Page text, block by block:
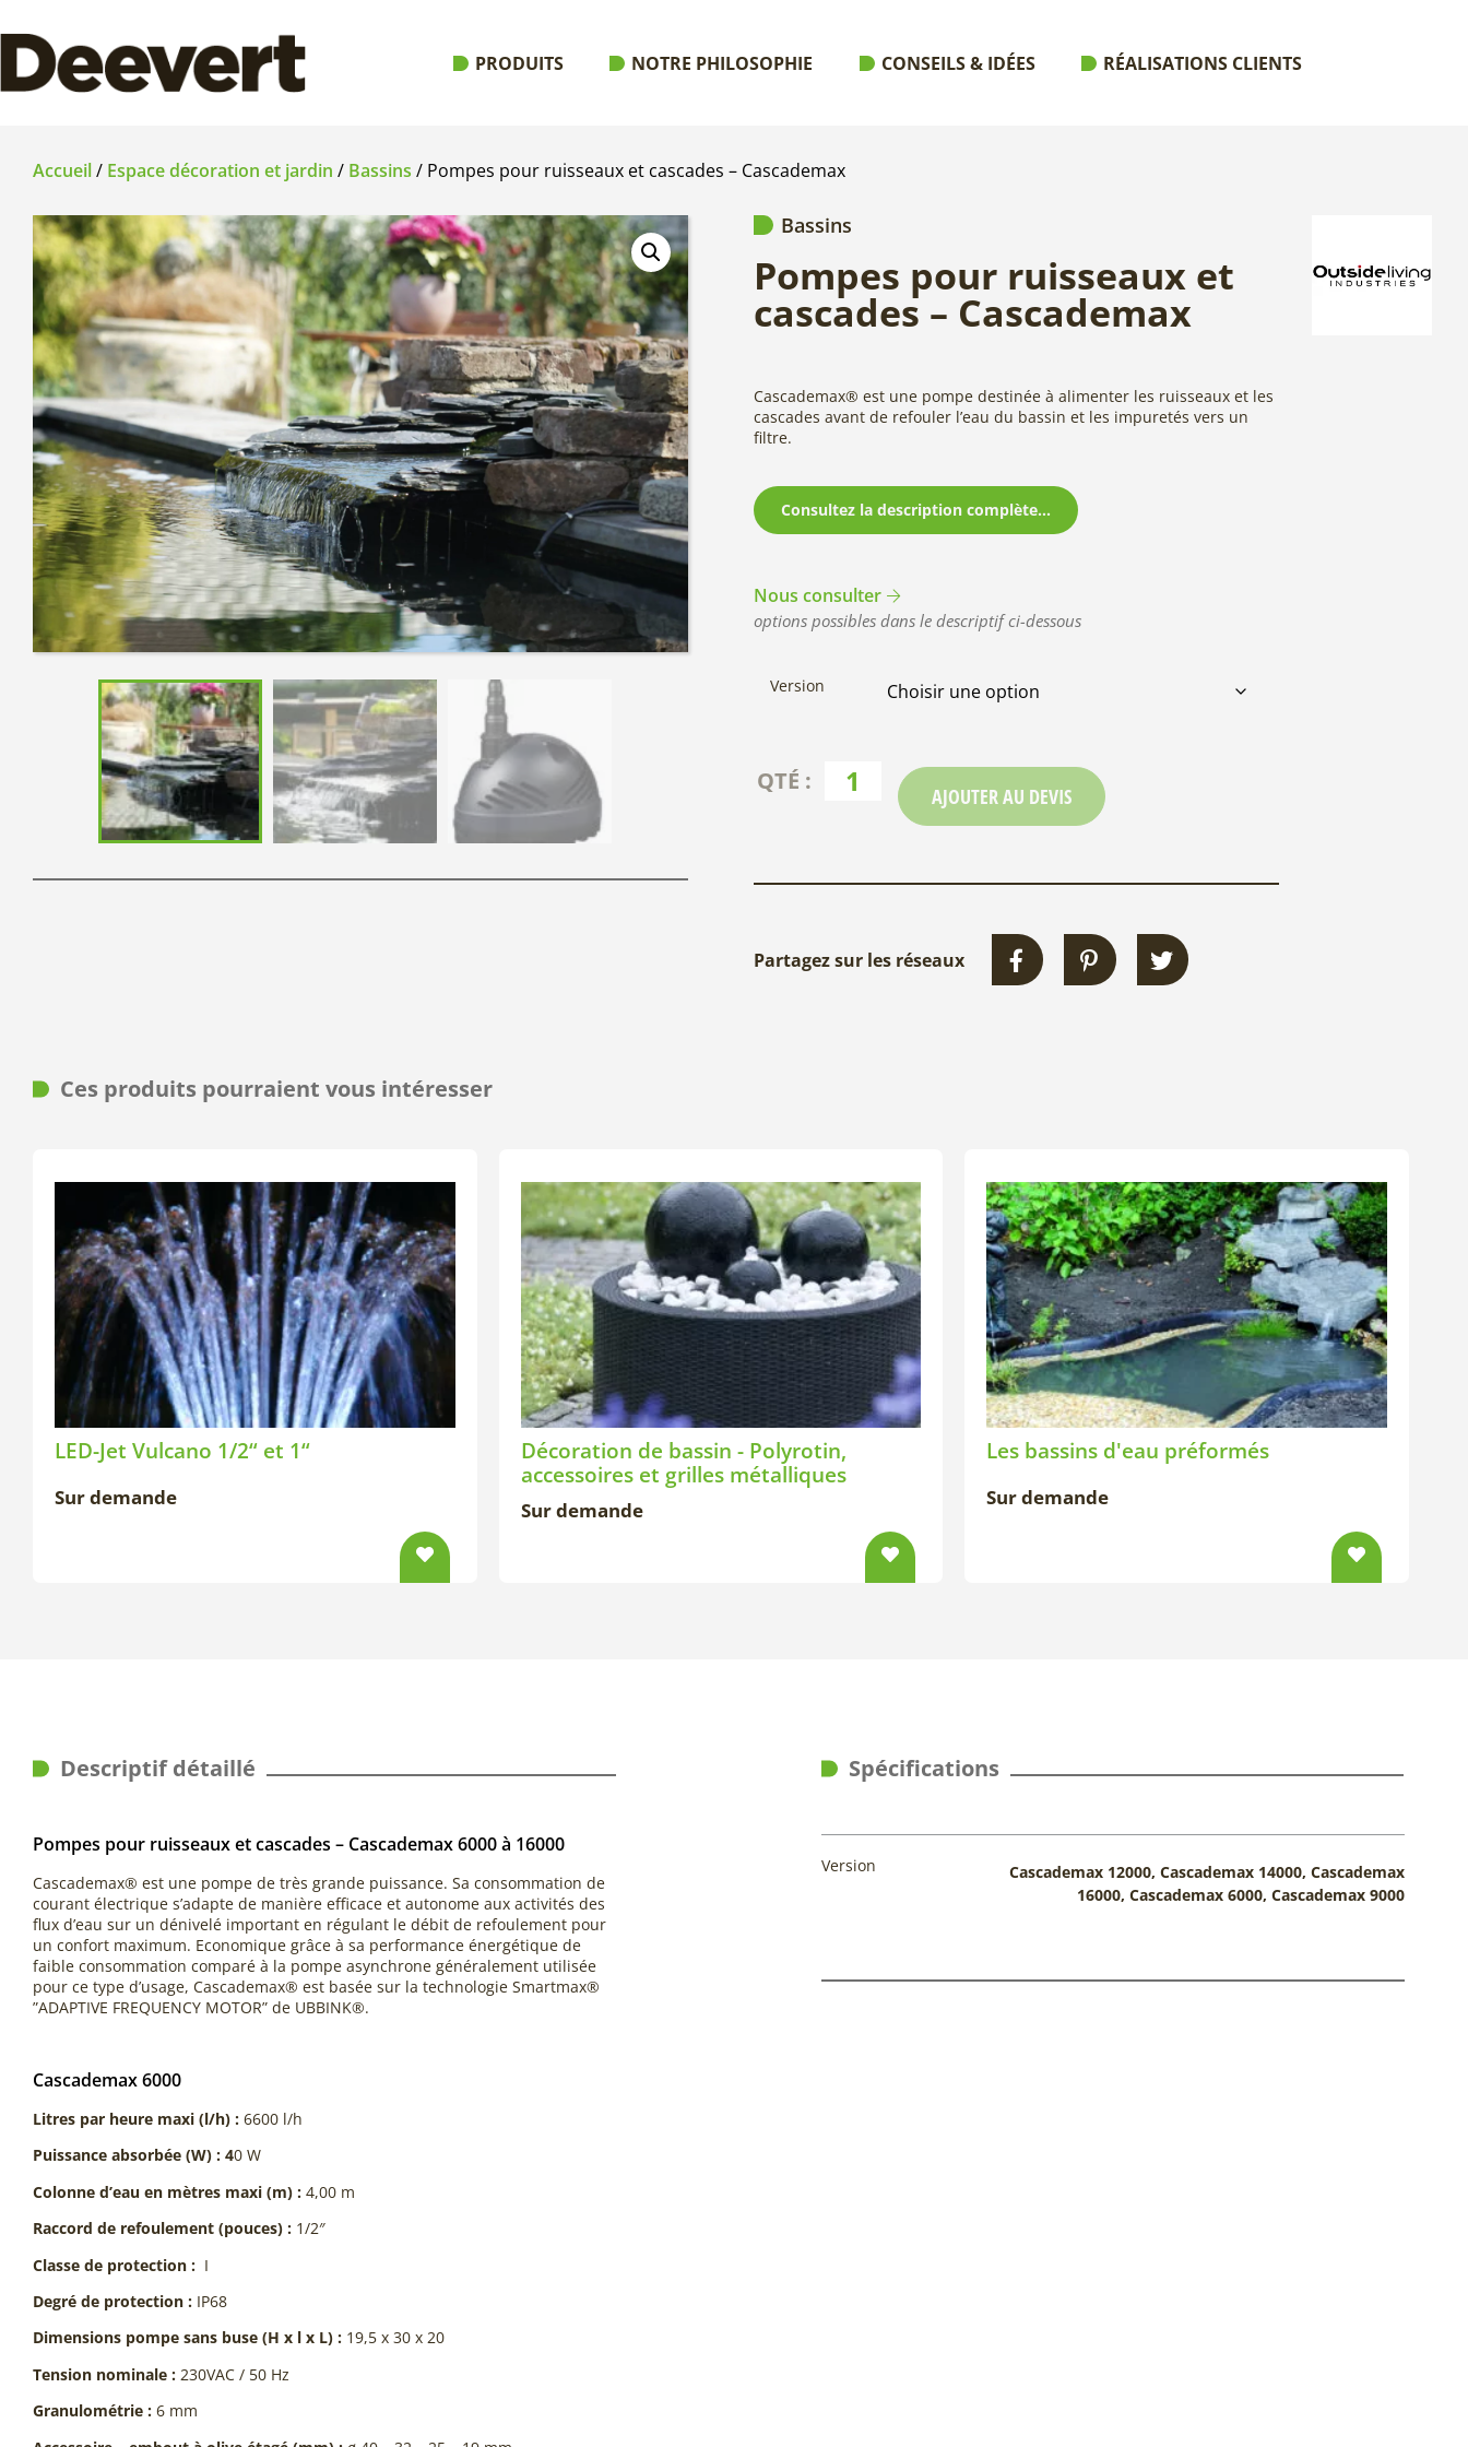
PRODUITS NOTRE PHILOSOPHIE CONSEILS & IDÉES RÉALISATIONS CLIENTS
Accueil/ Espace décoration et jardin / Bassins / Pompes pour ruisseaux et cascades – Cascademax
Bassins
Pompes pour ruisseaux et
cascades – Cascademax
Cascademax® est une pompe destinée à alimenter les ruisseaux et les
cascades avant de refouler l’eau du bassin et les impuretés vers un
filtre.
Consultez la description complète...
Nous consulter
options possibles dans le descriptif ci-dessous
Version
AJOUTER AU DEVIS
Partagez sur les réseaux
Ces produits pourraient vous intéresser
LED-Jet Vulcano 1/2“ et 1“
Sur demande
Décoration de bassin - Polyrotin,
accessoires et grilles métalliques
Sur demande
Les bassins d'eau préformés
Sur demande
Descriptif détaillé
Pompes pour ruisseaux et cascades – Cascademax 6000 à 16000
Cascademax® est une pompe de très grande puissance. Sa consommation de
courant électrique s’adapte de manière efficace et autonome aux activités des
flux d’eau sur un dénivelé important en régulant le débit de refoulement pour
un confort maximum. Economique grâce à sa performance énergétique de
faible consommation comparé à la pompe asynchrone généralement utilisée
pour ce type d’usage, Cascademax® est basée sur la technologie Smartmax®
”ADAPTIVE FREQUENCY MOTOR” de UBBINK®.
Cascademax 6000
Litres par heure maxi (l/h) : 6600 l/h
Puissance absorbée (W) : 40 W
Colonne d’eau en mètres maxi (m) : 4,00 m
Raccord de refoulement (pouces) : 1/2″
Classe de protection : I
Degré de protection : IP68
Dimensions pompe sans buse (H x l x L) : 19,5 x 30 x 20
Tension nominale : 230VAC / 50 Hz
Granulométrie : 6 mm
Spécifications
Version
Cascademax 12000, Cascademax 14000, Cascademax
16000, Cascademax 6000, Cascademax 9000